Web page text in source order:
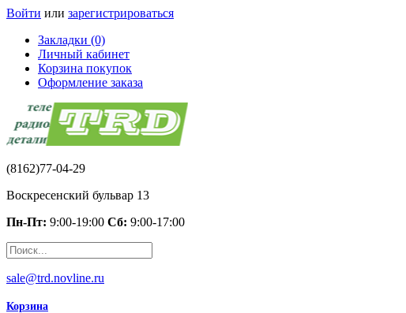
Войти или зарегистрироваться
Закладки (0)
Личный кабинет
Корзина покупок
Оформление заказа
(8162)77-04-29
Воскресенский бульвар 13
Пн-Пт: 9:00-19:00 Сб: 9:00-17:00
sale@trd.novline.ru
Корзина